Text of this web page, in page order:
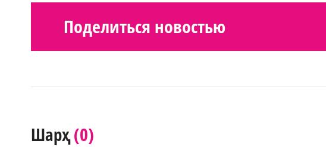
Поделиться новостью
Шарҳ(0)